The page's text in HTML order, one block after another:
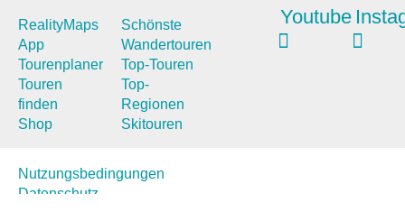
RealityMaps
App
Tourenplaner
Touren
finden
Shop
Schönste
Wandertouren
Top-Touren
Top-
Regionen
Skitouren
Youtube
Nutzungsbedingungen
Datenschutz